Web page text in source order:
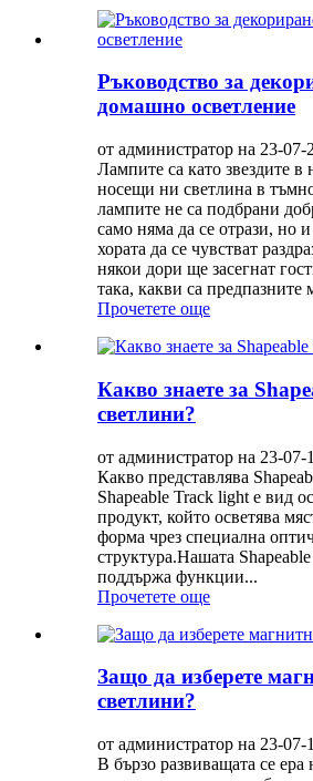
Ръководство за
домашно осветление
от администратор на 23-07-
Лампите са като звездите
носещи ни светлина в
лампите не са подбрани
само няма да се отрази, но
хората да се чувстват
някои дори ще засегнат
така, какви са предпазните
Прочетете още
Какво знаете за
светлини?
от администратор на 23-07-
Какво представлява
Shapeable Track light е вид
продукт, който осветява
форма чрез специална
структура.Нашата
поддържа функции...
Прочетете още
Защо да изберете
светлини?
от администратор на 23-07-
В бързо развиващата се ера